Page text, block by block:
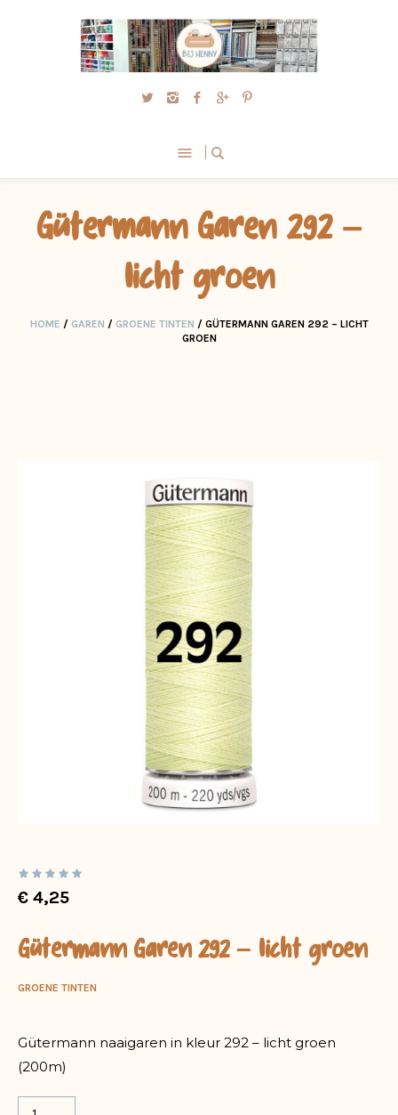
Gütermann Garen 292 –
licht groen
HOME / GAREN / GROENE TINTEN / GÜTERMANN GAREN 292 – LICHT
GROEN
€ 4,25
Gütermann Garen 292 – licht groen
GROENE TINTEN
Gütermann naaigaren in kleur 292 – licht groen
(200m)